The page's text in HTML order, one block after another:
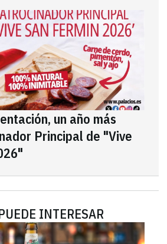
un año más
Principal de "Vive
INTERESAR